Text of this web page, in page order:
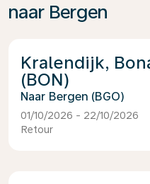
naar Bergen
Kralendijk,
(BON)
Bergen (BGO)
01/10/2026 - 22/10/2026
Retour